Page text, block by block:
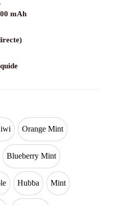
mAh
Kiwi
Orange Mint
Orange Mint
Blueberry Mint
Blueberry Mint
HubbaHubba Mint
Mint